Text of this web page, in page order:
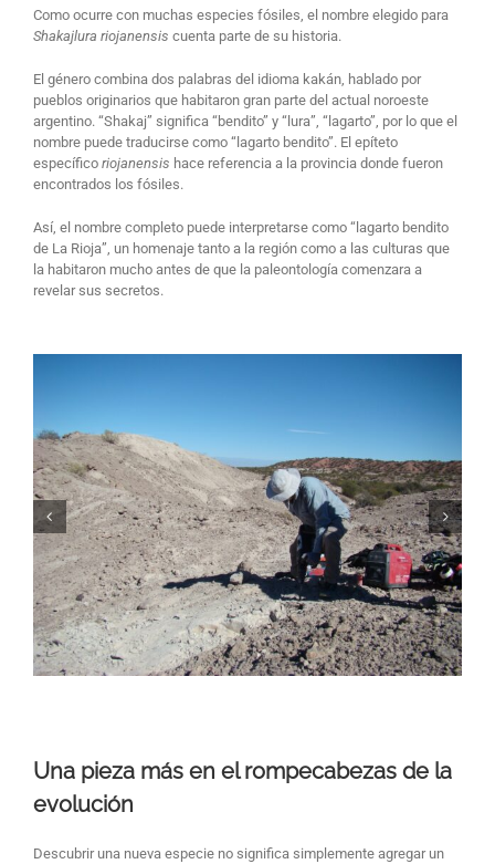
Como ocurre con muchas especies fósiles, el nombre elegido para
Shakajlura riojanensis cuenta parte de su historia.
El género combina dos palabras del idioma kakán, hablado por
pueblos originarios que habitaron gran parte del actual noroeste
argentino. “Shakaj” significa “bendito” y “lura”, “lagarto”, por lo que el
nombre puede traducirse como “lagarto bendito”. El epíteto
específico riojanensis hace referencia a la provincia donde fueron
encontrados los fósiles.
Así, el nombre completo puede interpretarse como “lagarto bendito
de La Rioja”, un homenaje tanto a la región como a las culturas que
la habitaron mucho antes de que la paleontología comenzara a
revelar sus secretos.
Una pieza más en el rompecabezas de la
evolución
Descubrir una nueva especie no significa simplemente agregar un